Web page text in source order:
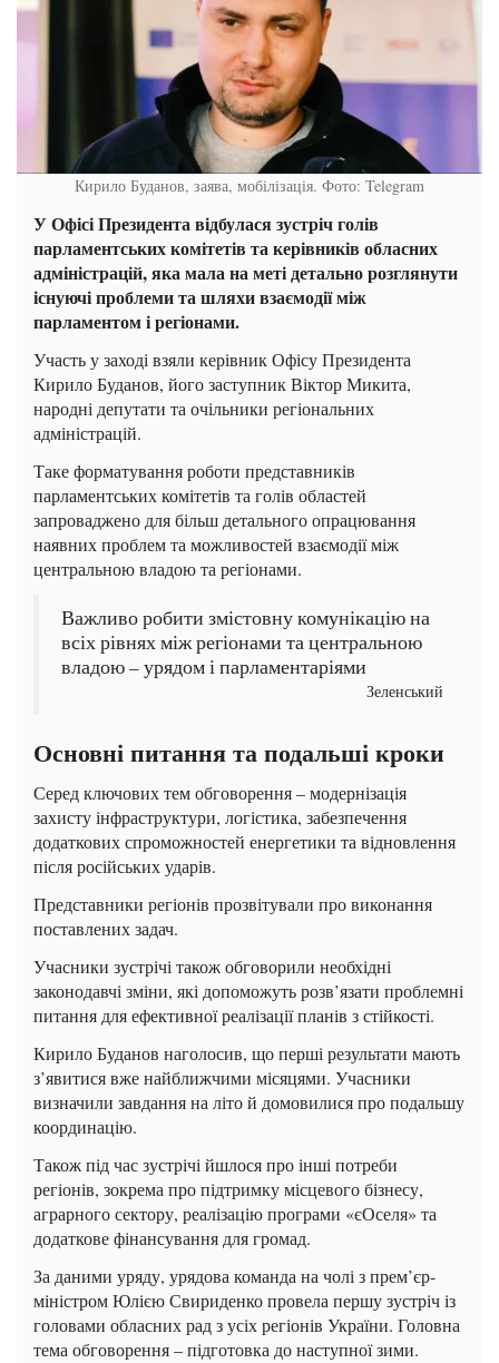
Кирило Буданов, заява, мобілізація. Фото: Telegram
У Офісі Президента відбулася зустріч голів
парламентських комітетів та керівників обласних
адміністрацій, яка мала на меті детально розглянути
існуючі проблеми та шляхи взаємодії між
парламентом і регіонами.
Участь у заході взяли керівник Офісу Президента
Кирило Буданов, його заступник Віктор Микита,
народні депутати та очільники регіональних
адміністрацій.
Таке форматування роботи представників
парламентських комітетів та голів областей
запроваджено для більш детального опрацювання
наявних проблем та можливостей взаємодії між
центральною владою та регіонами.
Важливо робити змістовну комунікацію на
всіх рівнях між регіонами та центральною
владою – урядом і парламентаріями
Зеленський
Основні питання та подальші кроки
Серед ключових тем обговорення – модернізація
захисту інфраструктури, логістика, забезпечення
додаткових спроможностей енергетики та відновлення
після російських ударів.
Представники регіонів прозвітували про виконання
поставлених задач.
Учасники зустрічі також обговорили необхідні
законодавчі зміни, які допоможуть розв’язати проблемні
питання для ефективної реалізації планів з стійкості.
Кирило Буданов наголосив, що перші результати мають
з’явитися вже найближчими місяцями. Учасники
визначили завдання на літо й домовилися про подальшу
координацію.
Також під час зустрічі йшлося про інші потреби
регіонів, зокрема про підтримку місцевого бізнесу,
аграрного сектору, реалізацію програми «єОселя» та
додаткове фінансування для громад.
За даними уряду, урядова команда на чолі з прем’єр-
міністром Юлією Свириденко провела першу зустріч із
головами обласних рад з усіх регіонів України. Головна
тема обговорення – підготовка до наступної зими.